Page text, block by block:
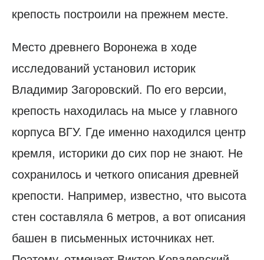
крепость построили на прежнем месте.
Место древнего Воронежа в ходе
исследований установил историк
Владимир Загоровский. По его версии,
крепость находилась на мысе у главного
корпуса ВГУ. Где именно находился центр
кремля, историки до сих пор не знают. Не
сохранилось и четкого описания древней
крепости. Например, известно, что высота
стен составляла 6 метров, а вот описания
башен в письменных источниках нет.